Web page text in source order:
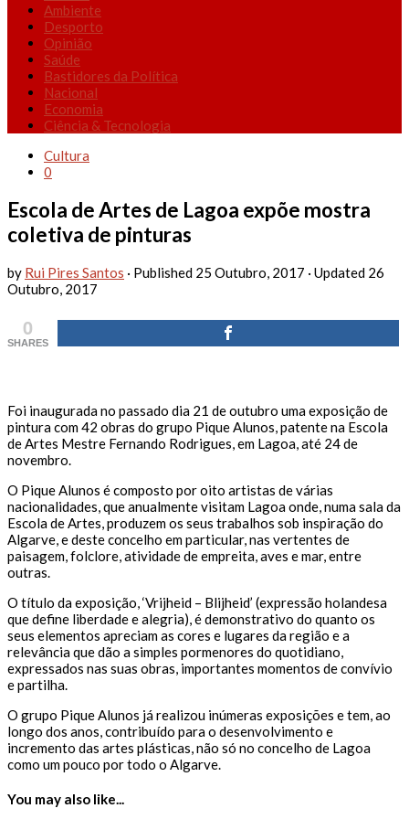
Ambiente
Desporto
Opinião
Saúde
Bastidores da Política
Nacional
Economia
Ciência & Tecnologia
Cultura
0
Escola de Artes de Lagoa expõe mostra
coletiva de pinturas
by Rui Pires Santos · Published 25 Outubro, 2017 · Updated 26
Outubro, 2017
0
SHARES
Foi inaugurada no passado dia 21 de outubro uma exposição de
pintura com 42 obras do grupo Pique Alunos, patente na Escola
de Artes Mestre Fernando Rodrigues, em Lagoa, até 24 de
novembro.
O Pique Alunos é composto por oito artistas de várias
nacionalidades, que anualmente visitam Lagoa onde, numa sala da
Escola de Artes, produzem os seus trabalhos sob inspiração do
Algarve, e deste concelho em particular, nas vertentes de
paisagem, folclore, atividade de empreita, aves e mar, entre
outras.
O título da exposição, ‘Vrijheid – Blijheid’ (expressão holandesa
que define liberdade e alegria), é demonstrativo do quanto os
seus elementos apreciam as cores e lugares da região e a
relevância que dão a simples pormenores do quotidiano,
expressados nas suas obras, importantes momentos de convívio
e partilha.
O grupo Pique Alunos já realizou inúmeras exposições e tem, ao
longo dos anos, contribuído para o desenvolvimento e
incremento das artes plásticas, não só no concelho de Lagoa
como um pouco por todo o Algarve.
You may also like...